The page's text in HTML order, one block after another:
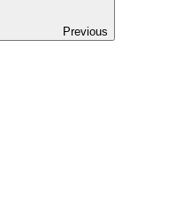
Previous